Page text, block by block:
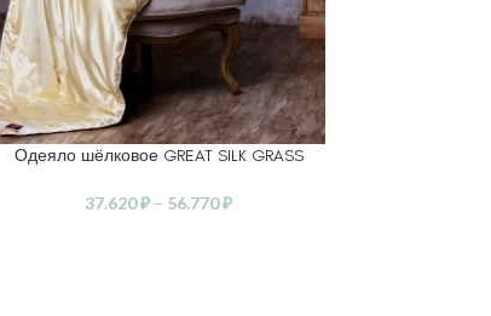
ВЫБЕРИТЕ ПАРАМЕТРЫ
Одеяло шёлковое GREAT SILK GRASS
37.620₽ – 56.770₽